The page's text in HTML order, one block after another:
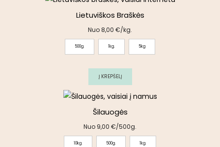
Lietuviškos Braškės
Nuo 8,00 €/kg.
500g. 1kg. 5kg
Į KREPŠELĮ
Šilauogės
Nuo 9,00 €/500g.
10kg. 500g. 1kg.